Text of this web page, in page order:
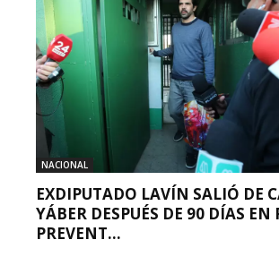
NACIONAL
EXDIPUTADO LAVÍN SALIÓ DE
YÁBER DESPUÉS DE 90 DÍAS EN
PREVENT...